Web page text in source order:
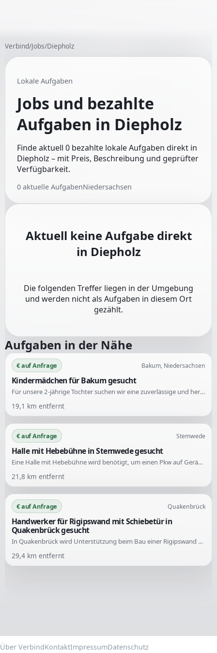
Verbind/Jobs/Diepholz
Lokale Aufgaben
Jobs und bezahlte
Aufgaben in Diepholz
Finde aktuell 0 bezahlte lokale Aufgaben direkt in
Diepholz – mit Preis, Beschreibung und geprüfter
Verfügbarkeit.
0 aktuelle AufgabenNiedersachsen
Aktuell keine Aufgabe direkt
in Diepholz
Die folgenden Treffer liegen in der Umgebung
und werden nicht als Aufgaben in diesem Ort
gezählt.
Aufgaben in der Nähe
€ auf Anfrage Bakum, Niedersachsen
Kindermädchen für Bakum gesucht
Für unsere 2-jährige Tochter suchen wir eine zuverlässige und herzliche Betreuung. Es wird eine liebevolle Unterstützung für spielerische Aktivitäten und kreative Beschäftigungen benötigt.
19,1 km entfernt
€ auf Anfrage Stemwede
Halle mit Hebebühne in Stemwede gesucht
Eine Halle mit Hebebühne wird benötigt, um einen Pkw auf Geräusche an der Hinterachse zu überprüfen. Der Standort sollte möglichst in der Nähe sein, um hohe Werkstattkosten zu vermeiden.
21,8 km entfernt
€ auf Anfrage Quakenbrück
Handwerker für Rigipswand mit Schiebetür in
Quakenbrück gesucht
In Quakenbrück wird Unterstützung beim Bau einer Rigipswand mit Schiebetür gesucht. Die Arbeiten umfassen den Aufbau eines Ständerwerks, die Montage von Rigipsplatten sowie den Einbau der Schiebetür.
29,4 km entfernt
Über VerbindKontaktImpressumDatenschutz